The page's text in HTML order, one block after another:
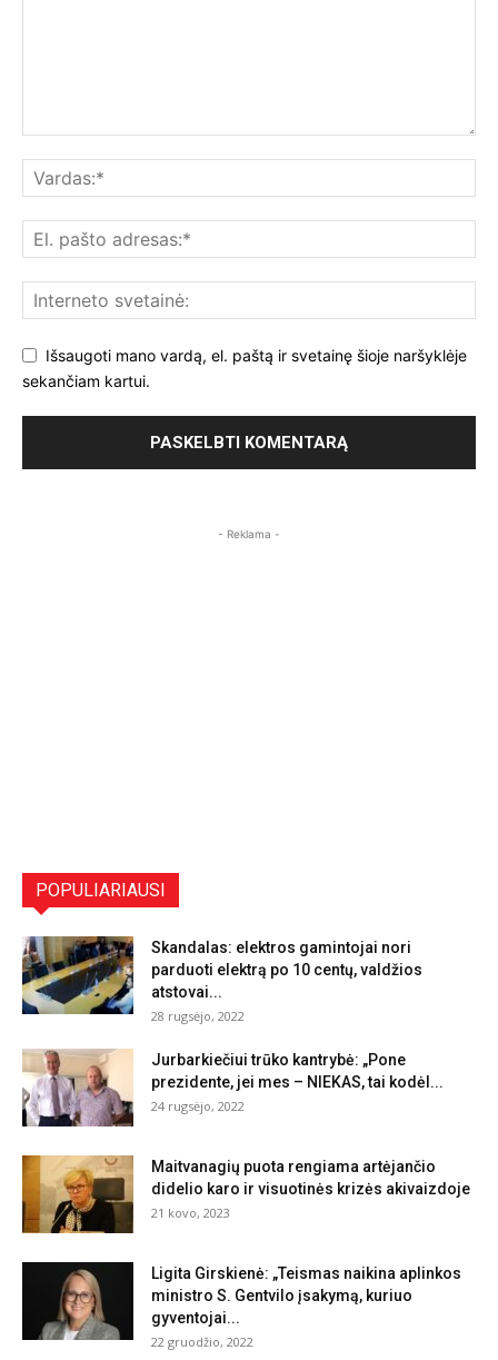
Išsaugoti mano vardą, el. paštą ir svetainę šioje naršyklėje
sekančiam kartui.
- Reklama -
POPULIARIAUSI
Skandalas: elektros gamintojai nori
parduoti elektrą po 10 centų, valdžios
atstovai...
28 rugsėjo, 2022
Jurbarkiečiui trūko kantrybė: „Pone
prezidente, jei mes – NIEKAS, tai kodėl...
24 rugsėjo, 2022
Maitvanagių puota rengiama artėjančio
didelio karo ir visuotinės krizės akivaizdoje
21 kovo, 2023
Ligita Girskienė: „Teismas naikina aplinkos
ministro S. Gentvilo įsakymą, kuriuo
gyventojai...
22 gruodžio, 2022